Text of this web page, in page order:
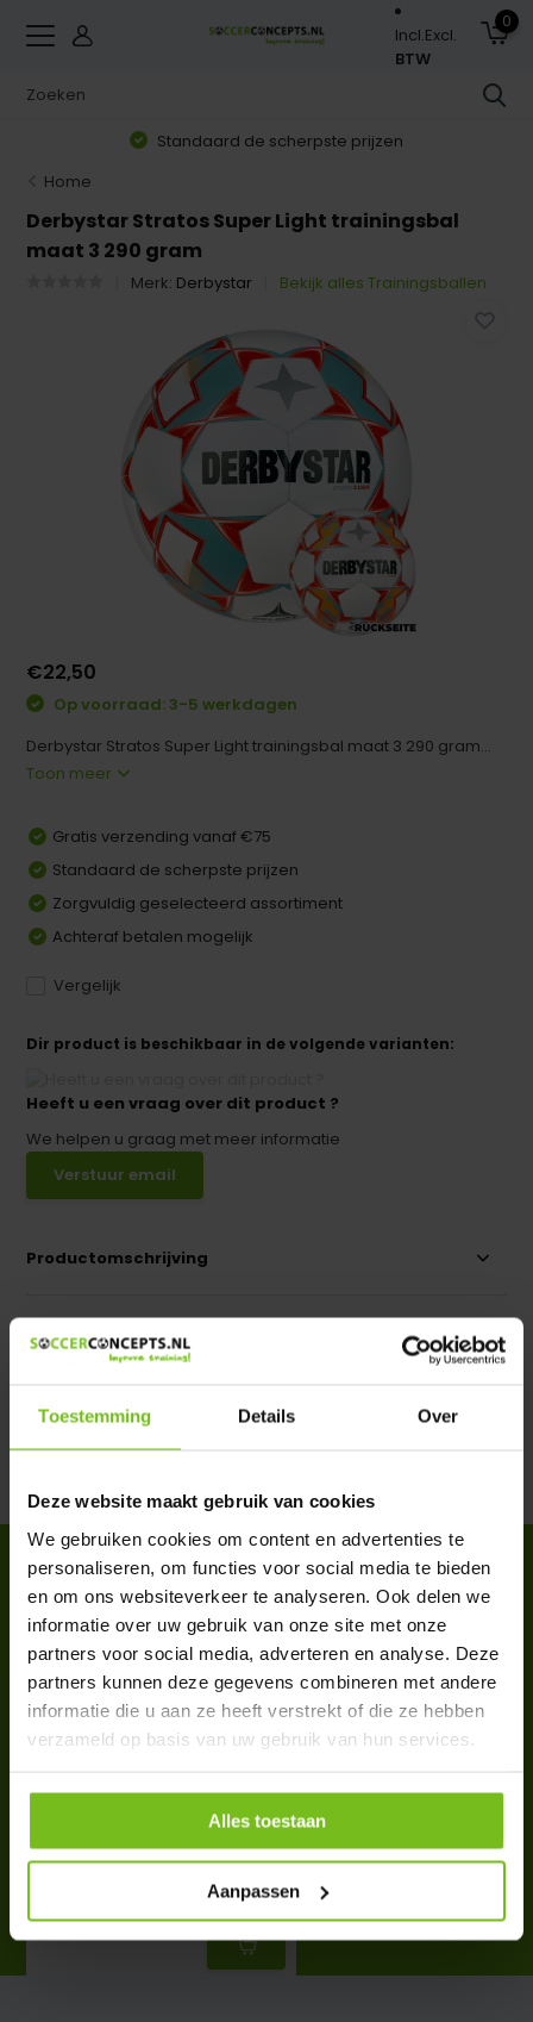
Toestemming Details Over
Deze website maakt gebruik van cookies
We gebruiken cookies om content en advertenties te
personaliseren, om functies voor social media te bieden
en om ons websiteverkeer te analyseren. Ook delen we
informatie over uw gebruik van onze site met onze
partners voor social media, adverteren en analyse. Deze
partners kunnen deze gegevens combineren met andere
informatie die u aan ze heeft verstrekt of die ze hebben
verzameld op basis van uw gebruik van hun services.
Alles toestaan
Aanpassen
Incl.Excl.
BTW
0
Standaard de scherpste prijzen
Home
Derbystar Stratos Super Light trainingsbal
maat 3 290 gram
Merk: Derbystar Bekijk alles Trainingsballen
€22,50
Op voorraad: 3-5 werkdagen
Derbystar Stratos Super Light trainingsbal maat 3 290 gram...
Toon meer
Gratis verzending vanaf €75
Standaard de scherpste prijzen
Zorgvuldig geselecteerd assortiment
Achteraf betalen mogelijk
Vergelijk
Dir product is beschikbaar in de volgende varianten:
Heeft u een vraag over dit product ?
We helpen u graag met meer informatie
Verstuur email
Productomschrijving
Reviews
ACCESSOIRES
Complete your purchase
trainingsbal maat 4 290